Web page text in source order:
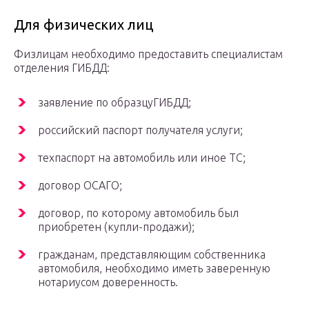
Для физических лиц
Физлицам необходимо предоставить специалистам
отделения ГИБДД:
заявление по образцуГИБДД;
российский паспорт получателя услуги;
техпаспорт на автомобиль или иное ТС;
договор ОСАГО;
договор, по которому автомобиль был
приобретен (купли-продажи);
гражданам, представляющим собственника
автомобиля, необходимо иметь заверенную
нотариусом доверенность.